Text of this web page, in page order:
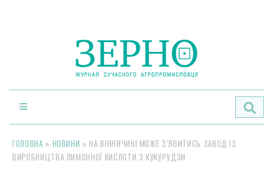
ГОЛОВНА » НОВИНИ » НА ВІННИЧИНІ МОЖЕ З’ЯВИТИСЬ ЗАВОД ІЗ
ВИРОБНИЦТВА ЛИМОННОЇ КИСЛОТИ З КУКУРУДЗИ